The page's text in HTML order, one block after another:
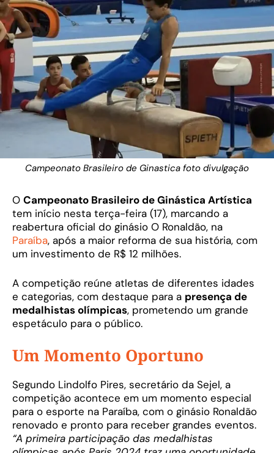
Campeonato Brasileiro de Ginastica foto divulgação
O Campeonato Brasileiro de Ginástica Artística
tem início nesta terça-feira (17), marcando a
reabertura oficial do ginásio O Ronaldão, na
Paraíba, após a maior reforma de sua história, com
um investimento de R$ 12 milhões.
A competição reúne atletas de diferentes idades
e categorias, com destaque para a presença de
medalhistas olímpicas, prometendo um grande
espetáculo para o público.
Um Momento Oportuno
Segundo Lindolfo Pires, secretário da Sejel, a
competição acontece em um momento especial
para o esporte na Paraíba, com o ginásio Ronaldão
renovado e pronto para receber grandes eventos.
“A primeira participação das medalhistas